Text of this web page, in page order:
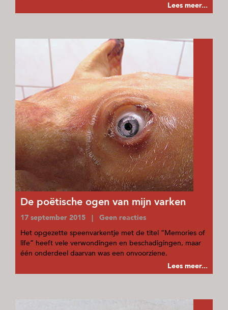
Lees meer...
De poëtische ogen van mijn varken
17 september 2015 | Geen reacties
Het opgezette speenvarkentje met de titel “Memories of
life” heeft vele verwondingen en beschadigingen, maar
één onderdeel daarvan was een onvoorziene.
Lees meer...